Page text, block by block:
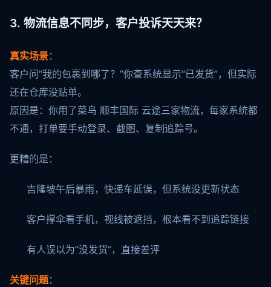
3. 物流信息不同步，客户投诉天天来？
真实场景：
客户问“我的包裹到哪了？”你查系统显示“已发货”，但实际
还在仓库没贴单。
原因是：你用了菜鸟 顺丰国际 云途三家物流，每家系统都
不通，打单要手动登录、截图、复制追踪号。
更糟的是：
吉隆坡午后暴雨，快递车延误，但系统没更新状态
客户撑伞看手机，视线被遮挡，根本看不到追踪链接
有人误以为“没发货”，直接差评
关键问题：